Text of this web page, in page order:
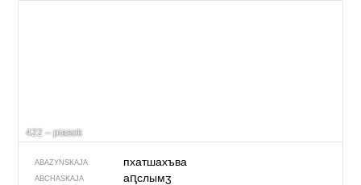
422 – piasok
ABAZYNSKAJA пхатшахъва
ABCHASKAJA аԥслымӡ